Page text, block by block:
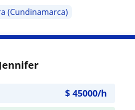
(Cundinamarca)
$ 45000/h